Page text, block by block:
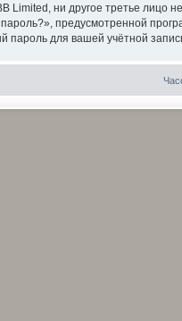
Limited, ни другое третье лицо
предусмотренной
пароль для вашей учётной